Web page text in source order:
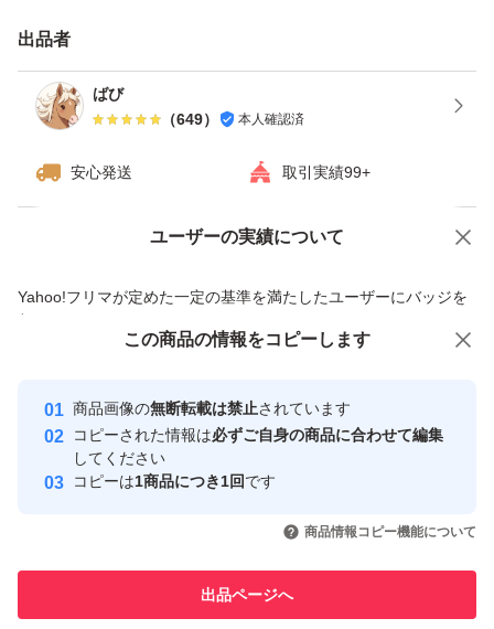
出品者
ばび
（649） 本人確認済
安心発送 取引実績99+
ユーザーの実績について
Yahoo!フリマが定めた一定の基準を満たしたユーザーにバッジを
付与しています
安心取引出品者
心・安全なユーザーです
取引実績
引を完了させた実績があります
での取引実績があります
価格の相談 商品への質問
この商品の情報をコピーします
商品画像の無断転載は禁止されています
コピーされた情報は必ずご自身の商品に合わせて編集
してください
コピーは1商品につき1回です
商品情報コピー機能について
出品ページへ
この商品をみている人にオススメ